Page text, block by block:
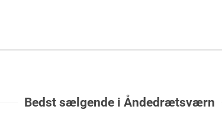
Bedst sælgende i Åndedrætsværn